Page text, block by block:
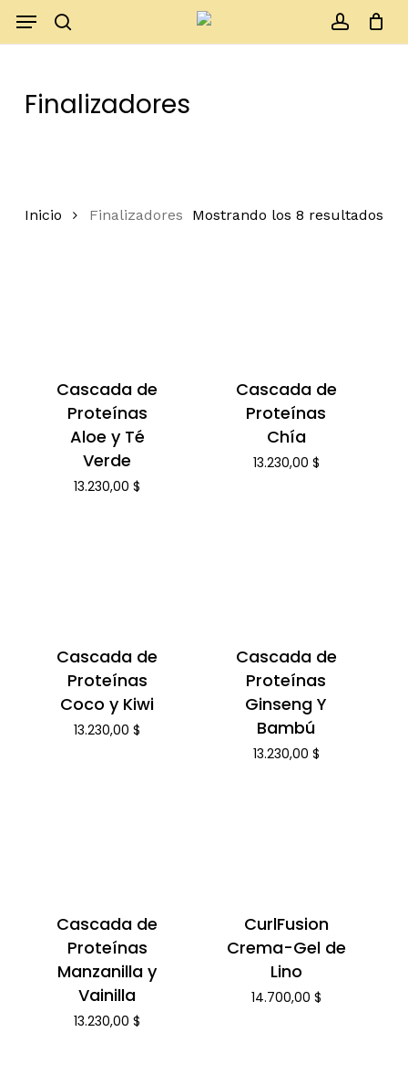
search account
Menu
Cart Close
Finalizadores
Mostrando los 8 resultados
Inicio Finalizadores
Cascada de
Proteínas
Aloe y Té
Verde
13.230,00$
Cascada de
Proteínas
Chía
13.230,00 $
Cascada de
Proteínas
Coco y Kiwi
13.230,00$
Cascada de
Proteínas
Ginseng Y
Bambú
13.230,00 $
Cascada de
Proteínas
Manzanilla y
Vainilla
13.230,00$
CurlFusion
Crema-Gel de
Lino
14.700,00 $